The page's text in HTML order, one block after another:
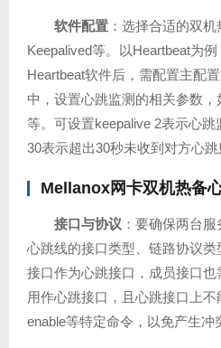
软件配置 ：选择合适的双机
Keepalived等。以Heartbeat为
Heartbeat软件后，需配置主配
中，设置心跳监测的相关参数
等。可设置keepalive 2表示心
30表示超出30秒未收到对方心跳
Mellanox网卡双机热备
接口与协议 ：要确保两台
心跳线的接口类型、链路协议
接口作为心跳接口，成员接口
用作心跳接口，且心跳接口上
enable等特定命令，以免产生冲